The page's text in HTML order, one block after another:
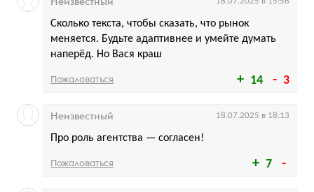
14 3
Сколько текста, чтобы сказать, что рынок
меняется. Будьте адаптивнее и умейте думать
наперёд. Но Вася краш
Пожаловаться
7
Про роль агентства — согласен!
Неизвестный 18.07.2025 в 18:13
Пожаловаться